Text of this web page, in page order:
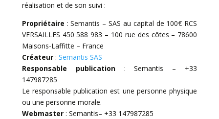
réalisation et de son suivi :
Propriétaire : Semantis – SAS au capital de 100€ RCS
VERSAILLES 450 588 983 – 100 rue des côtes – 78600
Maisons-Laffitte – France
Créateur: Semantis SAS
Responsable publication: Semantis – +33
147987285
Le responsable publication est une personne physique
ou une personne morale.
Webmaster: Semantis– +33 147987285